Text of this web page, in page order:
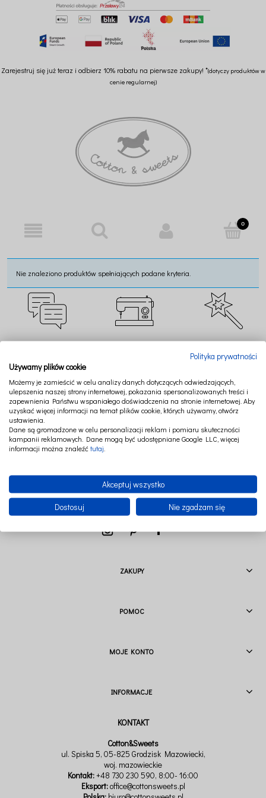
Zarejestruj się już teraz i odbierz 10% rabatu na pierwsze zakupy! *(dotyczy produktów w
cenie regularnej)
Nie znaleziono produktów spełniających podane kryteria.
BEZPIECZNE
PŁATNOŚCI
RATY LUB PAYPO NAJWYŻSZA JAKOŚĆ
ZAKUPY
POMOC
MOJE KONTO
INFORMACJE
Cotton&Sweets
ul. Spiska 5, 05-825 Grodzisk Mazowiecki,
woj. mazowieckie
Kontakt:+48 730 230 590, 8:00- 16:00
Eksport:office@cottonsweets.pl
Polityka prywatności
Używamy plików cookie
Możemy je zamieścić w celu analizy danych dotyczących odwiedzających,
ulepszenia naszej strony internetowej, pokazania spersonalizowanych treści i
zapewnienia Państwu wspaniałego doświadczenia na stronie internetowej. Aby
uzyskać więcej informacji na temat plików cookie, których używamy, otwórz
ustawienia.
Dane są gromadzone w celu personalizacji reklam i pomiaru skuteczności
kampanii reklamowych. Dane mogą być udostępniane Google LLC, więcej
informacji można znaleźć tutaj
Akceptuj wszystko
Dostosuj Nie zgadzam się